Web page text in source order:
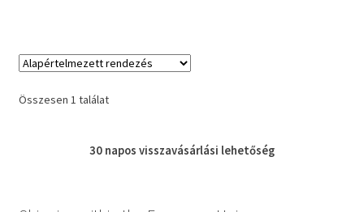
Összesen 1 találat
30 napos visszavásárlási lehetőség